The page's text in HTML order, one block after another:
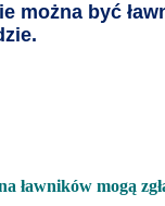
można być
ławników mogą